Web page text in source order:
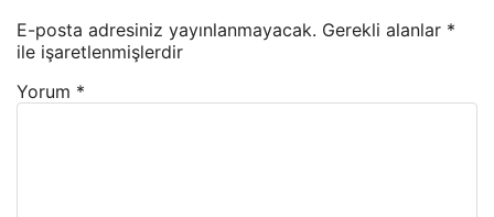
E-posta adresiniz yayınlanmayacak. Gerekli alanlar *
ile işaretlenmişlerdir
Yorum *